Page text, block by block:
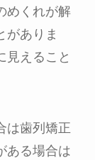
めくれが解
がありま
見えること
は歯列矯正
ある場合は